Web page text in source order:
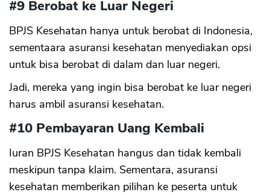
#9 Berobat ke Luar Negeri
BPJS Kesehatan hanya untuk berobat di Indonesia,
sementaara asuransi kesehatan menyediakan opsi
untuk bisa berobat di dalam dan luar negeri.
Jadi, mereka yang ingin bisa berobat ke luar negeri
harus ambil asuransi kesehatan.
#10 Pembayaran Uang Kembali
Iuran BPJS Kesehatan hangus dan tidak kembali
meskipun tanpa klaim. Sementara, asuransi
kesehatan memberikan pilihan ke peserta untuk